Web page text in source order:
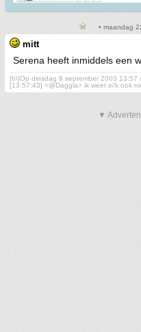
• maandag
mitt
Serena heeft inmiddels een
[b\]Op dinsdag 9 september 2003 13:57
[13:57:43] <@Daggla> ik weet ei'k ook
▼